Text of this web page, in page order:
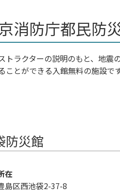
消防庁都民防
トラクターの説明のもと、地震
ことができる入館無料の施設です
防災館
在
島区西池袋2-37-8